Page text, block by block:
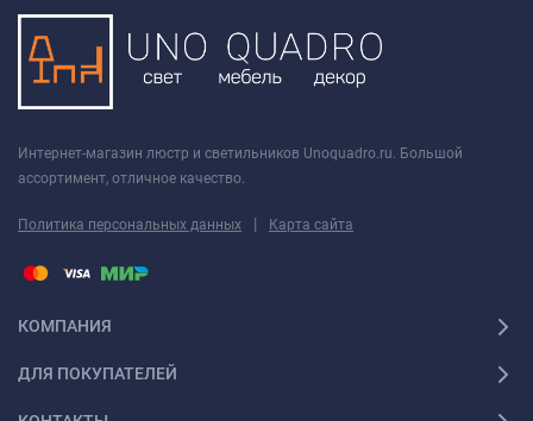
Интернет-магазин люстр и светильников Unoquadro.ru. Большой
ассортимент, отличное качество.
Политика персональных данных | Карта сайта
КОМПАНИЯ
ДЛЯ ПОКУПАТЕЛЕЙ